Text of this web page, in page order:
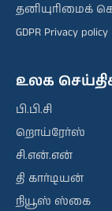
தனியுரிமைக்
GDPR Privacy policy
உலக
பி.பி.சி
றொய்ரேர்ஸ்
சி.என்.என்
தி கார்டியன்
நியூஸ் ஸ்கை